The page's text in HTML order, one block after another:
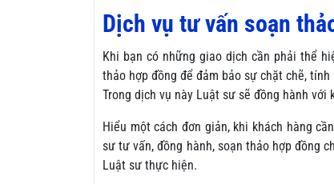
Dịch vụ tư vấn soạn
Khi bạn có những giao dịch cần phải thể
thảo hợp đồng để đảm bảo sự chặt chẽ,
Trong dịch vụ này Luật sư sẽ đồng hành
Hiểu một cách đơn giản, khi khách hàng
sư tư vấn, đồng hành, soạn thảo hợp đồng
Luật sư thực hiện.